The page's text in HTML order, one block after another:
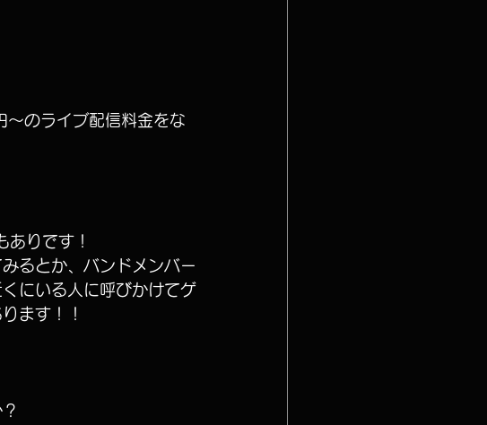
のライブ配信料金をな
りです！
るとか、バンドメンバー
にいる人に呼びかけてゲ
ます！！